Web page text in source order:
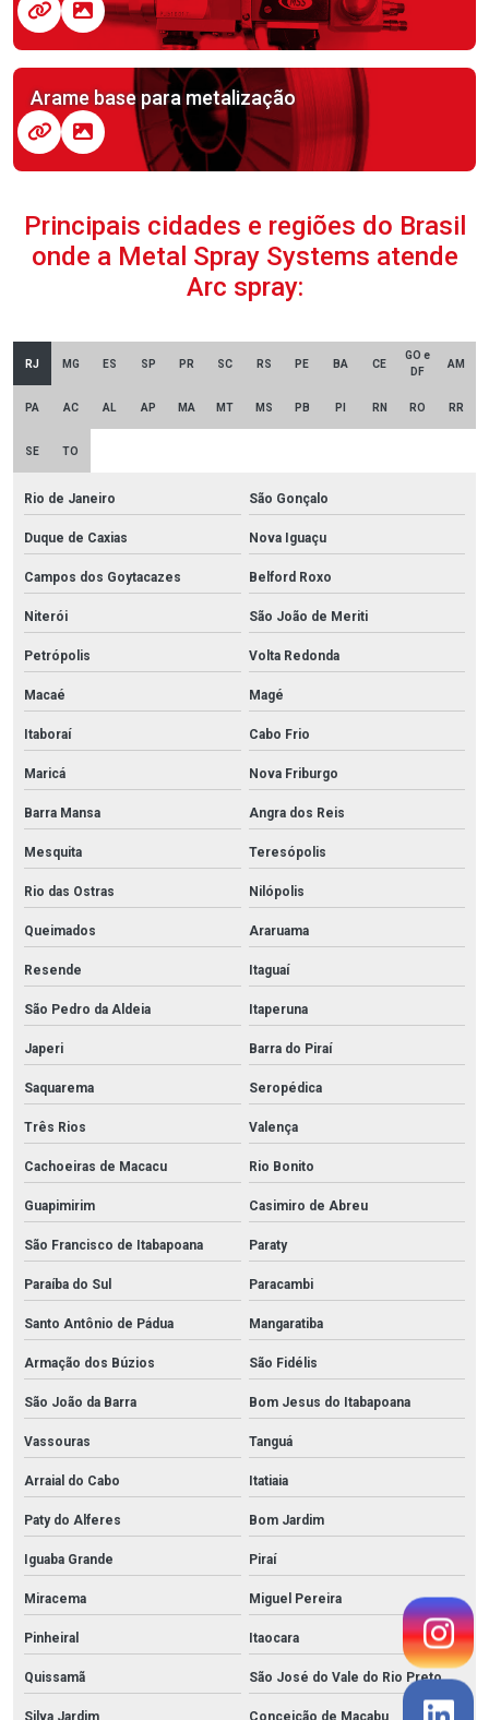
Arame base para metalização
Principais cidades e regiões do Brasil
onde a Metal Spray Systems atende
Arc spray:
RJ MG ES SP PR SC RS PE BA CE
GO e
DF
AM
PA AC AL AP MA MT MS PB PI RN RO RR
SE TO
Rio de Janeiro São Gonçalo
Duque de Caxias Nova Iguaçu
Campos dos Goytacazes Belford Roxo
Niterói São João de Meriti
Petrópolis Volta Redonda
Macaé Magé
Itaboraí Cabo Frio
Maricá Nova Friburgo
Barra Mansa Angra dos Reis
Mesquita Teresópolis
Rio das Ostras Nilópolis
Queimados Araruama
Resende Itaguaí
São Pedro da Aldeia Itaperuna
Japeri Barra do Piraí
Saquarema Seropédica
Três Rios Valença
Cachoeiras de Macacu Rio Bonito
Guapimirim Casimiro de Abreu
São Francisco de Itabapoana Paraty
Paraíba do Sul Paracambi
Santo Antônio de Pádua Mangaratiba
Armação dos Búzios São Fidélis
São João da Barra Bom Jesus do Itabapoana
Vassouras Tanguá
Arraial do Cabo Itatiaia
Paty do Alferes Bom Jardim
Iguaba Grande Piraí
Miracema Miguel Pereira
Pinheiral Itaocara
Quissamã São José do Vale do Rio Preto